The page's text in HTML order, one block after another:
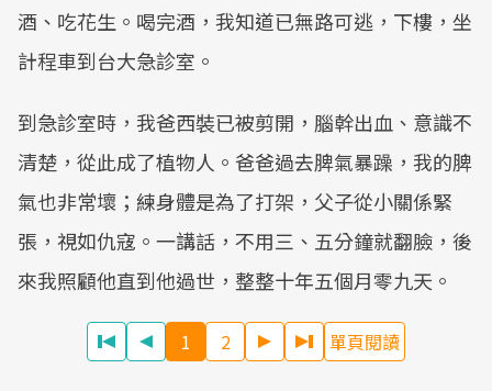
酒、吃花生。喝完酒，我知道已無路可逃，下樓，坐
計程車到台大急診室。
到急診室時，我爸西裝已被剪開，腦幹出血、意識不
清楚，從此成了植物人。爸爸過去脾氣暴躁，我的脾
氣也非常壞；練身體是為了打架，父子從小關係緊
張，視如仇寇。一講話，不用三、五分鐘就翻臉，後
來我照顧他直到他過世，整整十年五個月零九天。
1 2 單頁閱讀